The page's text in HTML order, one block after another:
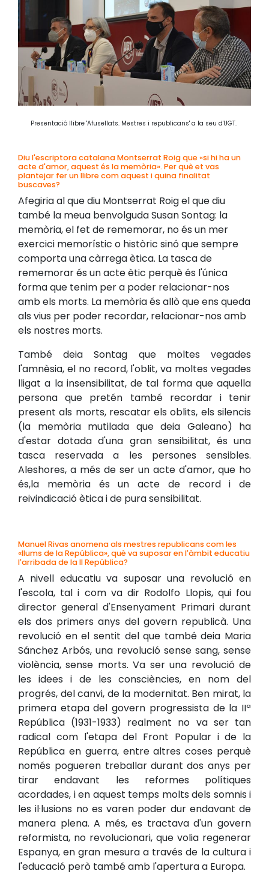
Presentació llibre 'Afusellats. Mestres i republicans' a la seu d'UGT.
Diu l'escriptora catalana Montserrat Roig que «si hi ha un
acte d'amor, aquest és la memòria». Per què et vas
plantejar fer un llibre com aquest i quina finalitat
buscaves?
Afegiria al que diu Montserrat Roig el que diu
també la meua benvolguda Susan Sontag: la
memòria, el fet de rememorar, no és un mer
exercici memorístic o històric sinó que sempre
comporta una càrrega ètica. La tasca de
rememorar és un acte ètic perquè és l'única
forma que tenim per a poder relacionar-nos
amb els morts. La memòria és allò que ens queda
als vius per poder recordar, relacionar-nos amb
els nostres morts.
També deia Sontag que moltes vegades
l'amnèsia, el no record, l'oblit, va moltes vegades
lligat a la insensibilitat, de tal forma que aquella
persona que pretén també recordar i tenir
present als morts, rescatar els oblits, els silencis
(la memòria mutilada que deia Galeano) ha
d'estar dotada d'una gran sensibilitat, és una
tasca reservada a les persones sensibles.
Aleshores, a més de ser un acte d'amor, que ho
és,la memòria és un acte de record i de
reivindicació ètica i de pura sensibilitat.
Manuel Rivas anomena als mestres republicans com les
«llums de la República», què va suposar en l'àmbit educatiu
l'arribada de la II República?
A nivell educatiu va suposar una revolució en
l'escola, tal i com va dir Rodolfo Llopis, qui fou
director general d'Ensenyament Primari durant
els dos primers anys del govern republicà. Una
revolució en el sentit del que també deia Maria
Sánchez Arbós, una revolució sense sang, sense
violència, sense morts. Va ser una revolució de
les idees i de les consciències, en nom del
progrés, del canvi, de la modernitat. Ben mirat, la
primera etapa del govern progressista de la IIª
República (1931-1933) realment no va ser tan
radical com l'etapa del Front Popular i de la
República en guerra, entre altres coses perquè
només pogueren treballar durant dos anys per
tirar endavant les reformes polítiques
acordades, i en aquest temps molts dels somnis i
les il·lusions no es varen poder dur endavant de
manera plena. A més, es tractava d'un govern
reformista, no revolucionari, que volia regenerar
Espanya, en gran mesura a través de la cultura i
l'educació però també amb l'apertura a Europa.